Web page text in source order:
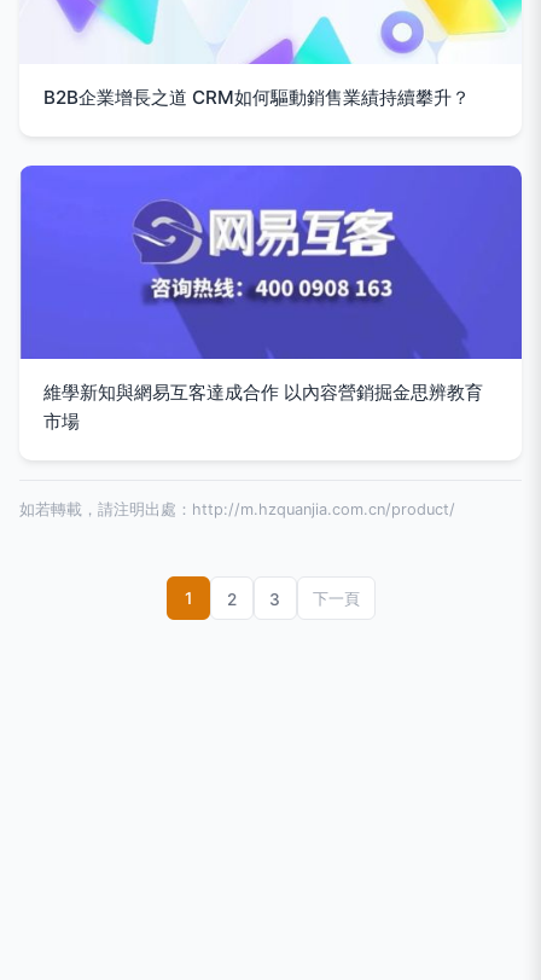
B2B企業增長之道 CRM如何驅動銷售業績持續攀升？
維學新知與網易互客達成合作 以內容營銷掘金思辨教育
市場
如若轉載，請注明出處：http://m.hzquanjia.com.cn/product/
1 2 3 下一頁